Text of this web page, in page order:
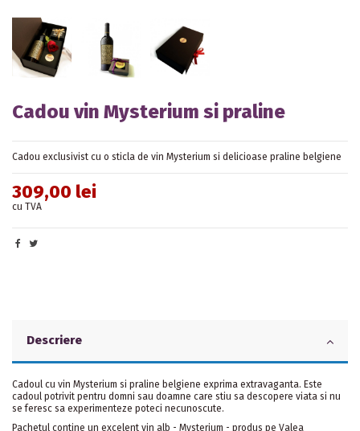
Cadou vin Mysterium si praline
Cadou exclusivist cu o sticla de vin Mysterium si delicioase praline belgiene
309,00 lei
cu TVA
Descriere
Cadoul cu vin Mysterium si praline belgiene exprima extravaganta. Este
cadoul potrivit pentru domni sau doamne care stiu sa descopere viata si nu
se feresc sa experimenteze poteci necunoscute.
Pachetul contine un excelent vin alb - Mysterium - produs pe Valea